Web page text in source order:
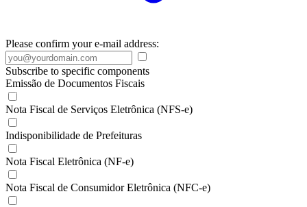
Please confirm your e-mail address:
Subscribe to specific components
Emissão de Documentos Fiscais
Nota Fiscal de Serviços Eletrônica (NFS-e)
Indisponibilidade de Prefeituras
Nota Fiscal Eletrônica (NF-e)
Nota Fiscal de Consumidor Eletrônica (NFC-e)